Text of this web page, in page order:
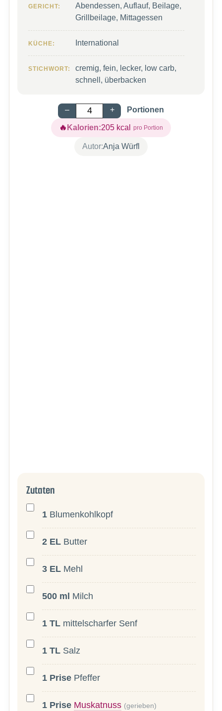
GERICHT:
Abendessen, Auflauf, Beilage,
Grillbeilage, Mittagessen
KÜCHE: International
STICHWORT:
cremig, fein, lecker, low carb,
schnell, überbacken
– + Portionen
Kalorien:205 kcal
Autor:Anja Würfl
Zutaten
1 Blumenkohlkopf
2 EL Butter
3 EL Mehl
500 ml Milch
1 TL mittelscharfer Senf
1 TL Salz
1 Prise Pfeffer
1 Prise Muskatnuss (gerieben)